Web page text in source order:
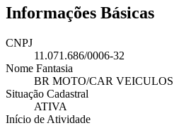
Informações Básicas
CNPJ
11.071.686/0006-32
Nome Fantasia
BR MOTO/CAR VEICULOS
Situação Cadastral
ATIVA
Início de Atividade